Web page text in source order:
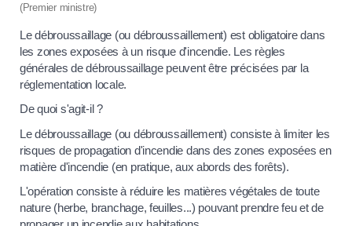
(Premier ministre)
Le débroussaillage (ou débroussaillement) est obligatoire dans
les zones exposées à un risque d'incendie. Les règles
générales de débroussaillage peuvent être précisées par la
réglementation locale.
De quoi s'agit-il ?
Le débroussaillage (ou débroussaillement) consiste à limiter les
risques de propagation d'incendie dans des zones exposées en
matière d'incendie (en pratique, aux abords des forêts).
L'opération consiste à réduire les matières végétales de toute
nature (herbe, branchage, feuilles...) pouvant prendre feu et de